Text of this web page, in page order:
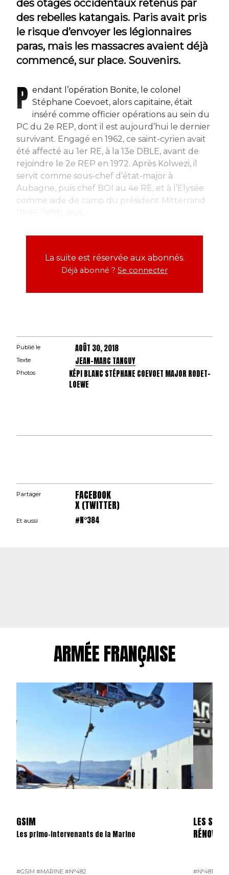
des otages occidentaux retenus par
des rebelles katangais. Paris avait pris
le risque d’envoyer les légionnaires
paras, mais les massacres avaient déjà
commencé, sur place. Souvenirs.
P endant l’opération Bonite, le colonel
Stéphane Coevoet, alors capitaine, était
inséré comme officier opérations au sein du
PC du 2e REP, dont il est aujourd’hui le dernier
survivant. Engagé en 1962, ce saint-cyrien avait
été affecté au 1er RE, à la 13e DBLE, avant de
rejoindre le 2e REP en 1972. Après Kolwezi, il
servit comme sous-chef d’état-major à
Aubagne, puis chef BOI au 4e RE, et à l’Elysée
comme aide de camp du président Mitterrand
La suite est réservée aux abonnés.
Déjà abonné ? Se connecter
Publié le AOÛT 30, 2018
Texte JEAN-MARC TANGUY
Photos
KÉPI BLANC STÉPHANE COEVOET MAJOR RODET-
LOEWE
Partager FACEBOOK
X (TWITTER)
Et aussi #N°384
ARMÉE FRANÇAISE
GSIM
Les primo-intervenants de la Marine
#GSIM #MARINE #N°482
LES
RÉNOVÉS
#N°481